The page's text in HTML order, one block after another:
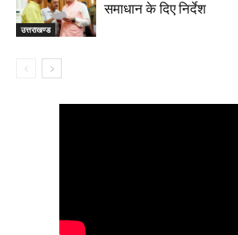
उत्तराखण्ड
समाधान के दिए निर्देश